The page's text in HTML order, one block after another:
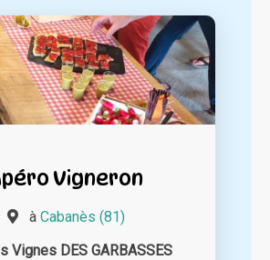
Vigneron
à Cabanès (81)
Vignes DES GARBASSES